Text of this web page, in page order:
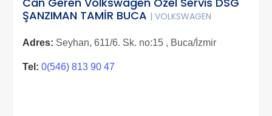
ŞANZIMAN TAMİR BUCA | VOLKSWAGEN
Adres: Seyhan, 611/6. Sk. no:15 , Buca/İzmir
Tel: 0(546) 813 90 47